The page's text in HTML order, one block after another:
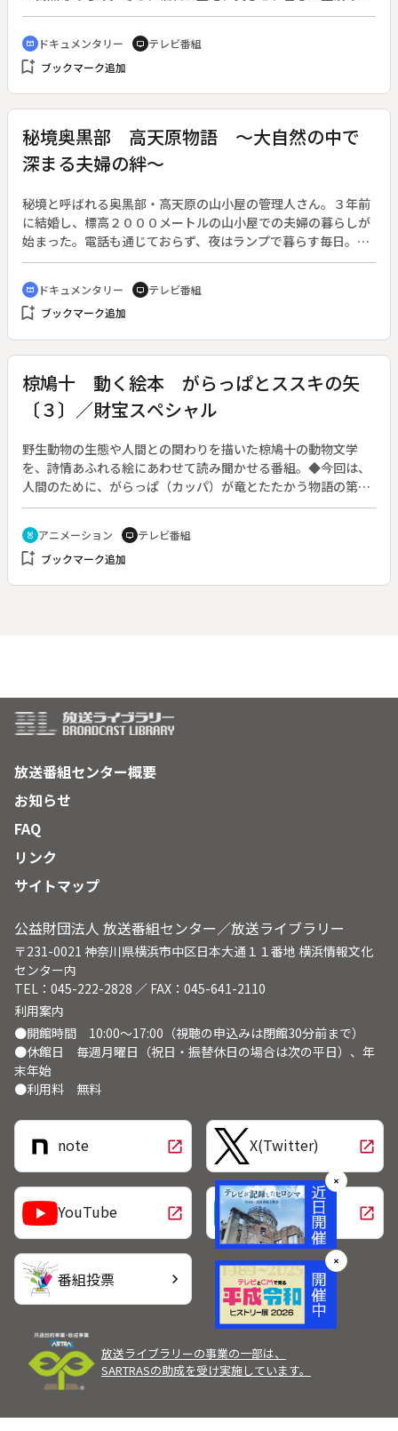
徴そのものだった。「富士山は苦しさだけなのか」「地元の人
は富士山の事をどう考えているのか」「富士山とどう生きてい
こうとしているのか」…そんなテーマを求めて、富田智美アナ
ウンサーが地元の暮らしに飛びこんだ。◆そこには山中湖で半
を経営する夫妻、そして故郷の河口湖に戻ってきた世界的なア
ルピニスト女性がいた。３者のくらしぶりに密着しながら、そ
れぞれが思い描くふるさとの山・富士山像に迫る。山梨放送開
局５０周年記念特別番組。
cinematic_blur ドキュメンタリー tv テレビ番組
bookmark_add ブックマーク追加
秘境奥黒部 高天原物語 ～大自然の中で
深まる夫婦の絆～
秘境と呼ばれる奥黒部・高天原の山小屋の管理人さん。３年前
に結婚し、標高２０００メートルの山小屋での夫婦の暮らしが
始まった。電話も通じておらず、夜はランプで暮らす毎日。満
天の星空や美しい自然の中で、不便が魅力に変わっていく様子
を描く。
cinematic_blur ドキュメンタリー tv テレビ番組
bookmark_add ブックマーク追加
椋鳩十 動く絵本 がらっぱとススキの矢
〔３〕／財宝スペシャル
野生動物の生態や人間との関わりを描いた椋鳩十の動物文学
を、詩情あふれる絵にあわせて読み聞かせる番組。◆今回は、
人間のために、がらっぱ（カッパ）が竜とたたかう物語の第３
回。（全７回）
cruelty_free アニメーション tv テレビ番組
bookmark_add ブックマーク追加
放送番組センター概要
お知らせ
FAQ
リンク
サイトマップ
公益財団法人 放送番組センター／放送ライブラリー
〒231-0021 神奈川県横浜市中区日本大通１１番地 横浜情報文化
センター内
TEL：045-222-2828 ／ FAX：045-641-2110
利用案内
●開館時間 10:00～17:00（視聴の申込みは閉館30分前まで）
●休館日 毎週月曜日（祝日・振替休日の場合は次の平日）、年
末年始
●利用料 無料
note open_in_new X(Twitter) open_in_new
YouTube open_in_new LINE open_in_new
番組投票 chevron_right
放送ライブラリーの事業の一部は、
SARTRASの助成を受け実施しています。
✕
✕